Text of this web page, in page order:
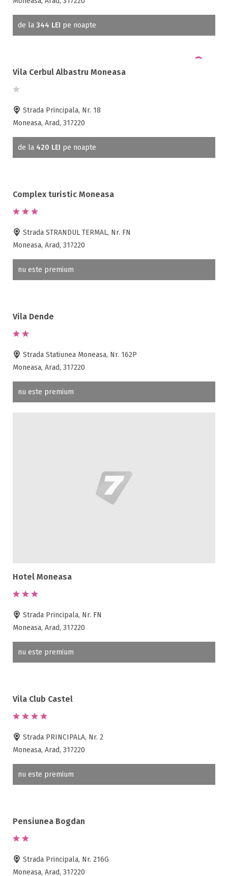
SPA
Spalatorie
Transport auto
de la 344 LEI pe noapte
Vila Cerbul Albastru Moneasa
Strada Principala, Nr. 18
Moneasa, Arad, 317220
de la 420 LEI pe noapte
Complex turistic Moneasa
Strada STRANDUL TERMAL, Nr. FN
Moneasa, Arad, 317220
nu este premium
Vila Dende
Strada Statiunea Moneasa, Nr. 162P
Moneasa, Arad, 317220
nu este premium
Hotel Moneasa
Strada Principala, Nr. FN
Moneasa, Arad, 317220
nu este premium
Vila Club Castel
Strada PRINCIPALA, Nr. 2
Moneasa, Arad, 317220
nu este premium
Pensiunea Bogdan
Strada Principala, Nr. 216G
Moneasa, Arad, 317220